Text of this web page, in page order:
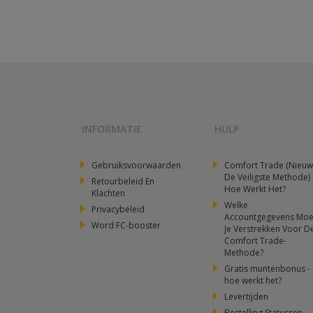
INFORMATIE
Gebruiksvoorwaarden
Retourbeleid En
Klachten
Privacybeleid
Word FC-booster
HULP
Comfort Trade
De Veiligste Methode)
Hoe Werkt Het?
Welke
Accountgegevens
Je Verstrekken Voor
Comfort Trade-
Methode?
Gratis muntenbonus -
hoe werkt het?
Levertijden